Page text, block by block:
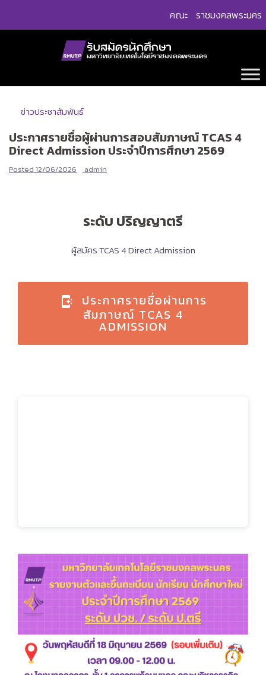
คณะ ราชมงคลพระนคร
ข่าวประชาสัมพันธ์
ประกาศรายชื่อผู้ผ่านการสอบสัมภาษณ์ TCAS 4
Direct Admission ประจำปีการศึกษา 2569
Posted 12/06/2026 admin
ระดับ ปริญญาตรี
ผู้สมัคร TCAS 4 Direct Admission
ประกาศรายชื่อผ่านการ
สัมภาษณ์ TCAS 4
ADMISSION